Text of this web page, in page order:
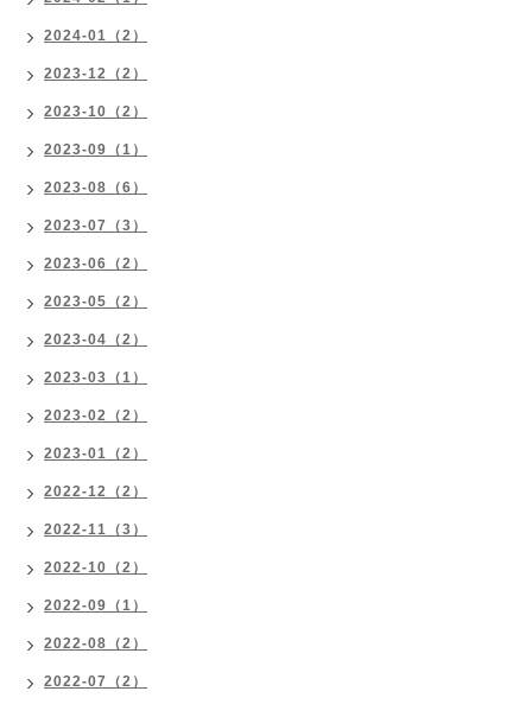
2024-01（2）
2023-12（2）
2023-10（2）
2023-09（1）
2023-08（6）
2023-07（3）
2023-06（2）
2023-05（2）
2023-04（2）
2023-03（1）
2023-02（2）
2023-01（2）
2022-12（2）
2022-11（3）
2022-10（2）
2022-09（1）
2022-08（2）
2022-07（2）